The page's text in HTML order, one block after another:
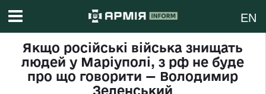
EN
Якщо російські війська знищать
людей у Маріуполі, з рф не буде
про що говорити — Володимир
Зеленський